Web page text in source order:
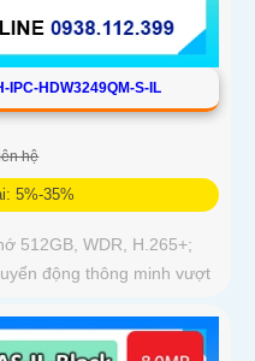
IPC-HDW3249QM-S-IL
hệ
5%-35%
512GB, WDR, H.265+;
động thông minh vượt